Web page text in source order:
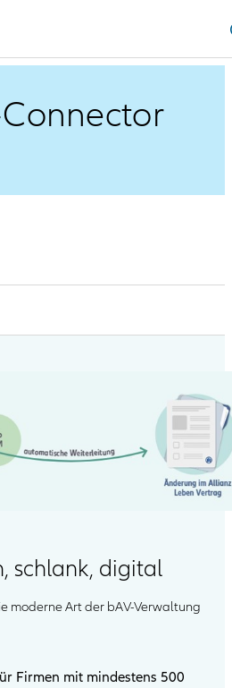
schlank, digital
moderne Art der bAV-Verwaltung
Firmen mit mindestens 500